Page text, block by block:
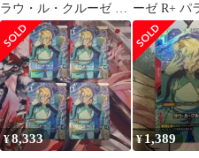
ラウ・ル・クルーゼ R+
GD03-091
ーゼ R+ パ
GD03-091
ド
¥8,333 ¥1,389